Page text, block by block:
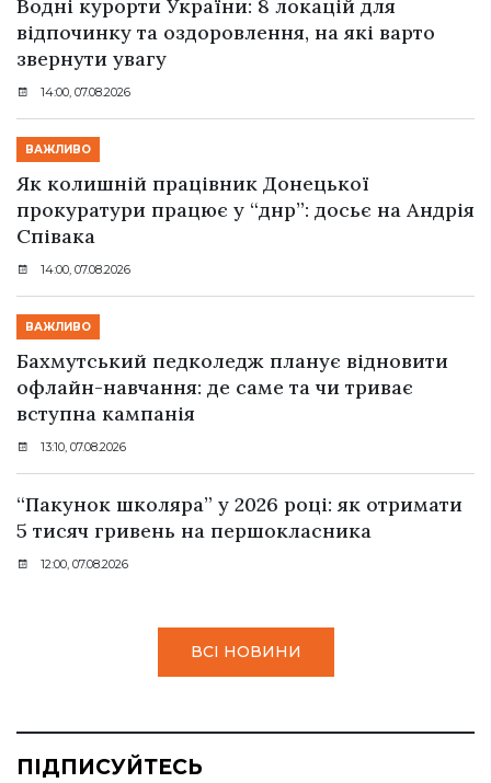
Водні курорти України: 8 локацій для
відпочинку та оздоровлення, на які варто
звернути увагу
14:00, 07.08.2026
ВАЖЛИВО
Як колишній працівник Донецької
прокуратури працює у “днр”: досьє на Андрія
Співака
14:00, 07.08.2026
ВАЖЛИВО
Бахмутський педколедж планує відновити
офлайн-навчання: де саме та чи триває
вступна кампанія
13:10, 07.08.2026
“Пакунок школяра” у 2026 році: як отримати
5 тисяч гривень на першокласника
12:00, 07.08.2026
ВСІ НОВИНИ
ПІДПИСУЙТЕСЬ